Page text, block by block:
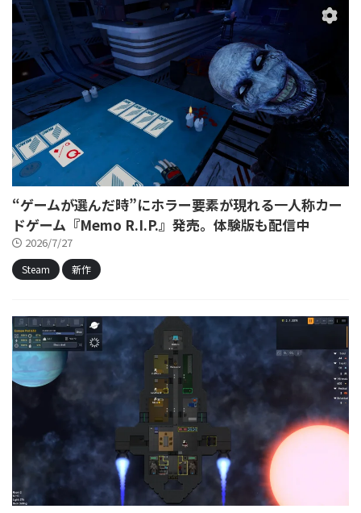
“ゲームが選んだ時”にホラー要素が現れる一人称カー
ドゲーム『Memo R.I.P.』発売。体験版も配信中
2026/7/27
Steam 新作